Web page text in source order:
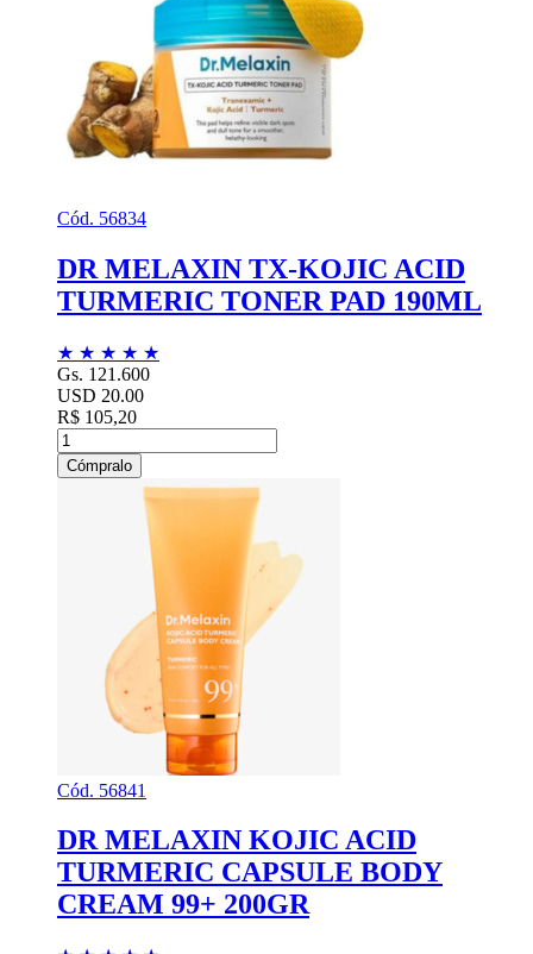
Cód. 56834
DR MELAXIN TX-KOJIC ACID
TURMERIC TONER PAD 190ML
★ ★ ★ ★ ★
Gs. 121.600
USD 20.00
R$ 105,20
Cómpralo
Cód. 56841
DR MELAXIN KOJIC ACID
TURMERIC CAPSULE BODY
CREAM 99+ 200GR